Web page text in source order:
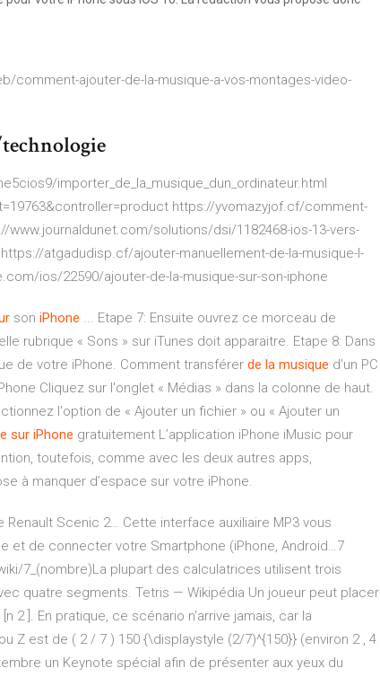
comment-ajouter-de-la-musique-a-vos-montages-video-
importer_de_la_musique_dun_ordinateur.html
https://yvomazyjof.cf/comment-
www.journaldunet.com/solutions/dsi/1182468-ios-13-vers-
atgadudisp.cf/ajouter-manuellement-de-la-musique-l-
ios/22590/ajouter-de-la-musique-sur-son-iphone
son iPhone ... Etape 7: Ensuite ouvrez ce morceau de
rubrique « Sons » sur iTunes doit apparaitre. Etape 8: Dans
de votre iPhone. Comment transférer de la musique d’un PC
Cliquez sur l'onglet « Médias » dans la colonne de haut.
l'option de « Ajouter un fichier » ou « Ajouter un
sur iPhone gratuitement L’application iPhone iMusic pour
toutefois, comme avec les deux autres apps,
à manquer d’espace sur votre iPhone.
Renault Scenic 2… Cette interface auxiliaire MP3 vous
et de connecter votre Smartphone (iPhone, Android…7
7_(nombre)La plupart des calculatrices utilisent trois
quatre segments. Tetris — Wikipédia Un joueur peut placer
2 ]. En pratique, ce scénario n'arrive jamais, car la
Z est de ( 2 / 7 ) 150 {\displaystyle (2/7)^{150}} (environ 2 , 4
un Keynote spécial afin de présenter aux yeux du